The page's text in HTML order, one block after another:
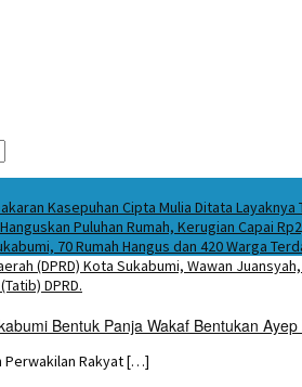
Kasepuhan Cipta Mulia Ditata Layaknya
Puluhan Rumah, Kerugian Capai
70 Rumah Hangus dan 420 Warga
Bentuk Panja Wakaf Bentukan
Perwakilan Rakyat […]